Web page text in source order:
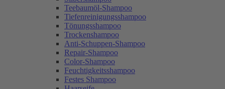
Teebaumöl-Shampoo
Tiefenreinigungsshampoo
Tönungsshampoo
Trockenshampoo
Anti-Schuppen-Shampoo
Repair-Shampoo
Color-Shampoo
Feuchtigkeitsshampoo
Festes Shampoo